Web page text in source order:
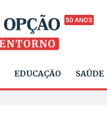
50 ANOS
EDUCAÇÃO SAÚDE